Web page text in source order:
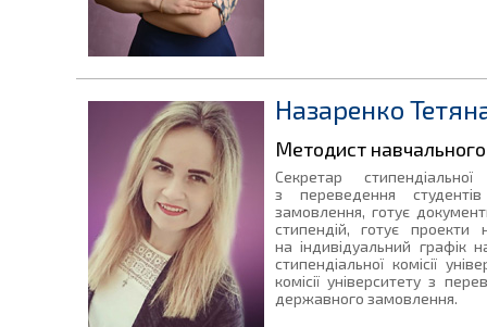
Назаренко
Методист навчального
Секретар
з переведення
замовлення, готує
стипендій, готує проекти
на індивідуальний графік
стипендіальної комісії
комісії університету з
державного замовлення.